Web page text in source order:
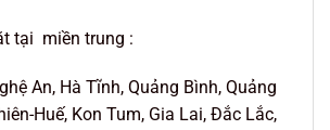
tại miền trung :
An, Hà Tĩnh, Quảng Bình, Quảng
Huế, Kon Tum, Gia Lai, Đắc Lắc,